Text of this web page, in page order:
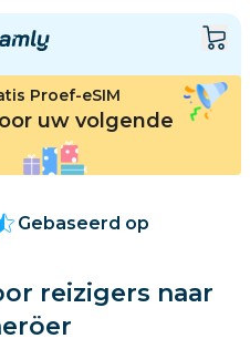
Proef-eSIM
uw volgende
Gebaseerd op
reizigers naar